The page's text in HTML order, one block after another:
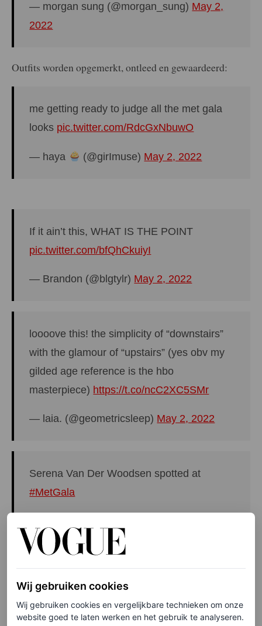
— morgan sung (@morgan_sung) May 2,
2022
Outfits worden opgemerkt, ontleed en gewaardeerd:
me getting ready to judge all the met gala
looks pic.twitter.com/RdcGxNbuwO
— haya (@girImuse) May 2, 2022
If it ain’t this, WHAT IS THE POINT
pic.twitter.com/bfQhCkuiyI
— Brandon (@blgtylr) May 2, 2022
loooove this! the simplicity of “downstairs”
with the glamour of “upstairs” (yes obv my
gilded age reference is the hbo
masterpiece) https://t.co/ncC2XC5SMr
— laia. (@geometricsleep) May 2, 2022
Serena Van Der Woodsen spotted at
#MetGala
pic.twitter.com/TWmkmrlvJL
— Chica, ¿qué dices? (@falecomamizuki)
May 3, 2022
Wij gebruiken cookies
Wij gebruiken cookies en vergelijkbare technieken om onze
website goed te laten werken en het gebruik te analyseren.